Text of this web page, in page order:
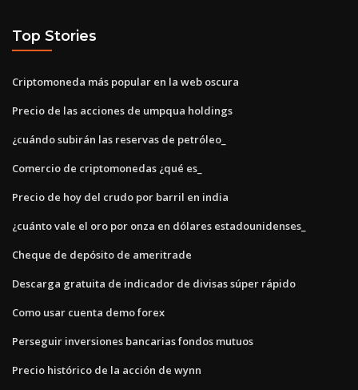
Top Stories
Criptomoneda más popular en la web oscura
Precio de las acciones de umpqua holdings
¿cuándo subirán las reservas de petróleo_
Comercio de criptomonedas ¿qué es_
Precio de hoy del crudo por barril en india
¿cuánto vale el oro por onza en dólares estadounidenses_
Cheque de depósito de ameritrade
Descarga gratuita de indicador de divisas súper rápido
Como usar cuenta demo forex
Perseguir inversiones bancarias fondos mutuos
Precio histórico de la acción de wynn